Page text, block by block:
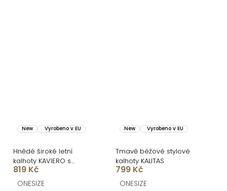
New Vyrobeno v EU
Hnědé široké letní
kalhoty KAVIERO s
vysokým pasem
819 Kč
ONESIZE
New Vyrobeno v EU
Tmavě béžové stylové
kalhoty KALITAS
799 Kč
ONESIZE